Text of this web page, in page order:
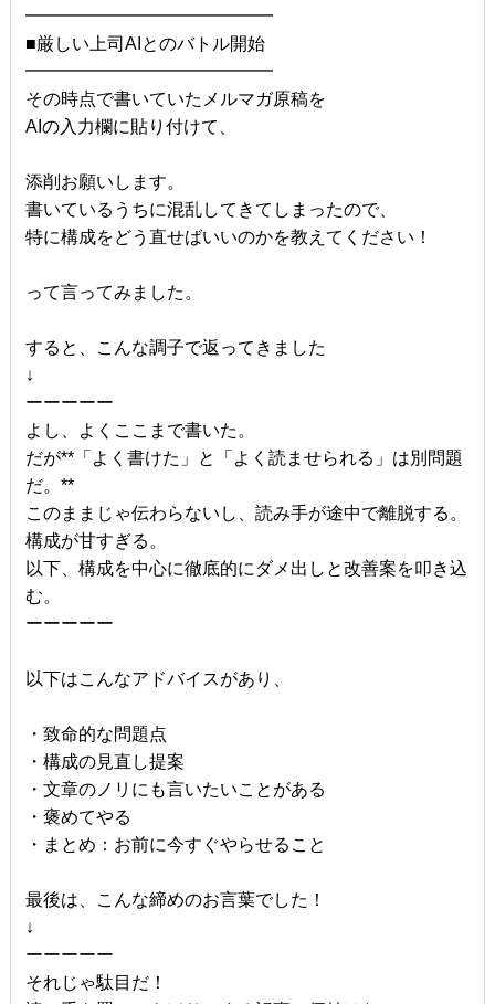
━━━━━━━━━━━━━━
■厳しい上司AIとのバトル開始
━━━━━━━━━━━━━━
その時点で書いていたメルマガ原稿を
AIの入力欄に貼り付けて、
添削お願いします。
書いているうちに混乱してきてしまったので、
特に構成をどう直せばいいのかを教えてください！
って言ってみました。
すると、こんな調子で返ってきました
↓
ーーーーー
よし、よくここまで書いた。
だが**「よく書けた」と「よく読ませられる」は別問題
だ。**
このままじゃ伝わらないし、読み手が途中で離脱する。
構成が甘すぎる。
以下、構成を中心に徹底的にダメ出しと改善案を叩き込
む。
ーーーーー
以下はこんなアドバイスがあり、
・致命的な問題点
・構成の見直し提案
・文章のノリにも言いたいことがある
・褒めてやる
・まとめ：お前に今すぐやらせること
最後は、こんな締めのお言葉でした！
↓
ーーーーー
それじゃ駄目だ！